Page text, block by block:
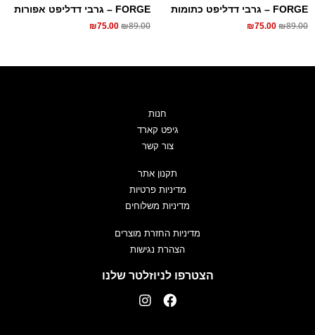
FORGE – גרבי דדליפט כתומות
₪89.00
₪75.00
FORGE – גרבי דדליפט אפורות
₪89.00
₪75.00
חנות
גיפט קארד
צור קשר
תקנון אתר
מדיניות פרטיות
מדיניות משלוחים
מדיניות החזרת מוצרים
הצהרת נגישות
הצטרפו לניוזלטר שלנו